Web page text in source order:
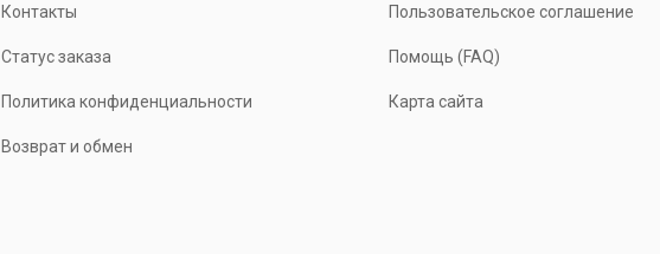
Контакты
Статус заказа
Политика конфиденциальности
Возврат и обмен
Пользовательское соглашение
Помощь (FAQ)
Карта сайта